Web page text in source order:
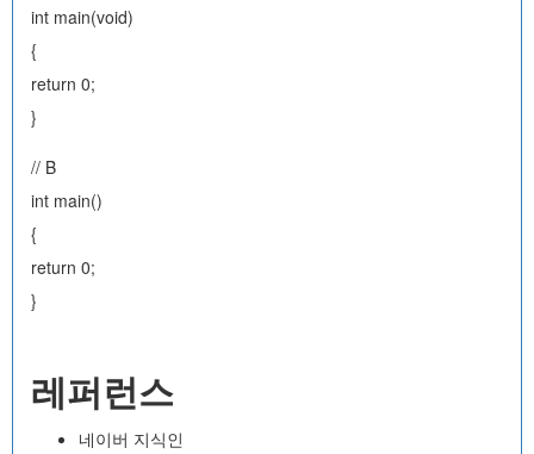
int main(void)
{
return 0;
}
// B
int main()
{
return 0;
}
레퍼런스
네이버 지식인